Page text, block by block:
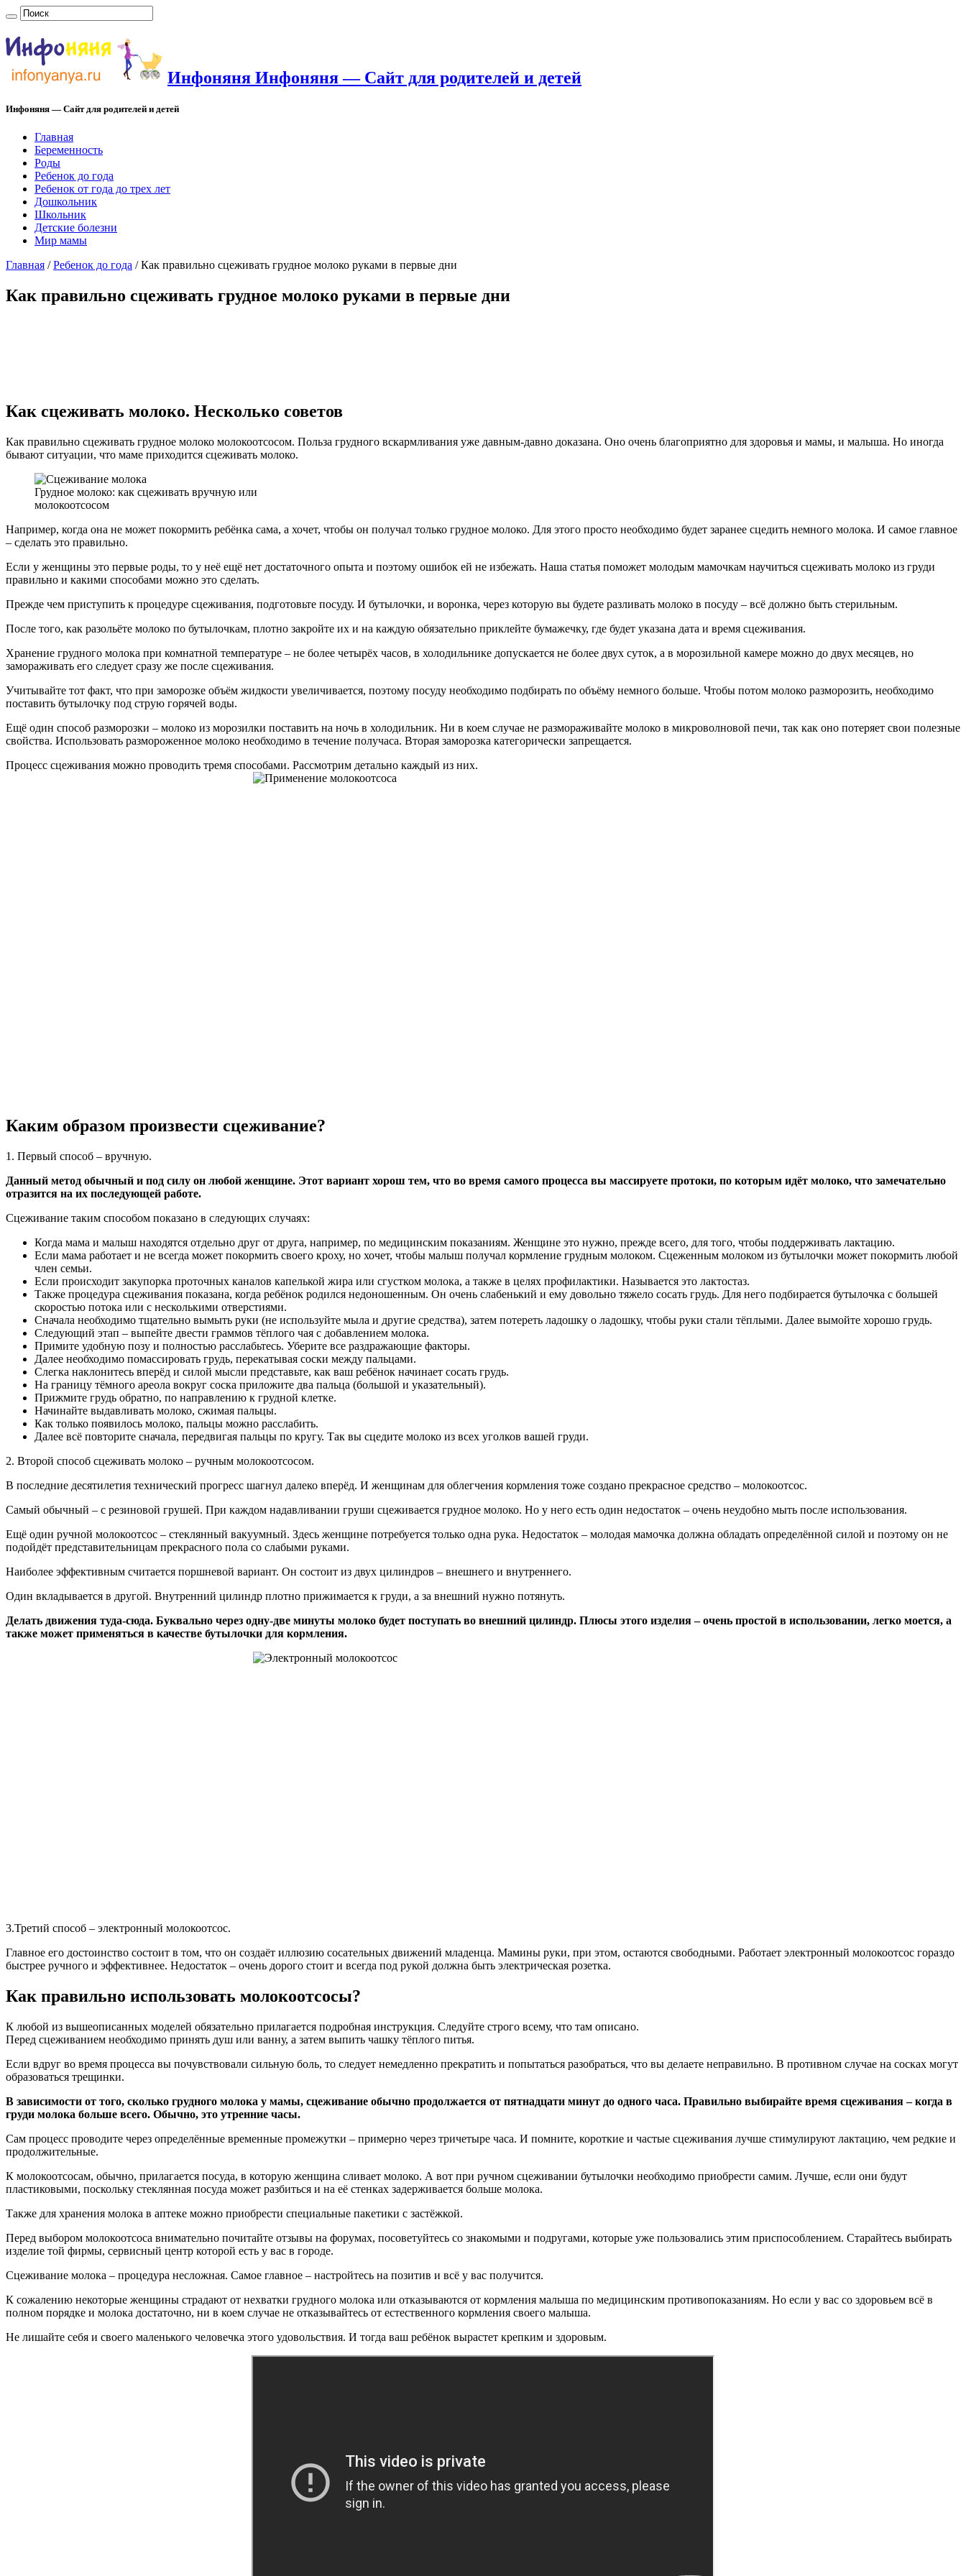
Инфоняня Инфоняня — Сайт для родителей и детей
Инфоняня — Сайт для родителей и детей
Главная
Беременность
Роды
Ребенок до года
Ребенок от года до трех лет
Дошкольник
Школьник
Детские болезни
Мир мамы
Главная / Ребенок до года / Как правильно сцеживать грудное молоко руками в первые дни
Как правильно сцеживать грудное молоко руками в первые дни
Как сцеживать молоко. Несколько советов
Как правильно сцеживать грудное молоко молокоотсосом. Польза грудного вскармливания уже давным-давно доказана. Оно очень благоприятно для здоровья и мамы, и малыша. Но иногда
бывают ситуации, что маме приходится сцеживать молоко.
Грудное молоко: как сцеживать вручную или
молокоотсосом
Например, когда она не может покормить ребёнка сама, а хочет, чтобы он получал только грудное молоко. Для этого просто необходимо будет заранее сцедить немного молока. И самое главное
– сделать это правильно.
Если у женщины это первые роды, то у неё ещё нет достаточного опыта и поэтому ошибок ей не избежать. Наша статья поможет молодым мамочкам научиться сцеживать молоко из груди
правильно и какими способами можно это сделать.
Прежде чем приступить к процедуре сцеживания, подготовьте посуду. И бутылочки, и воронка, через которую вы будете разливать молоко в посуду – всё должно быть стерильным.
После того, как разольёте молоко по бутылочкам, плотно закройте их и на каждую обязательно приклейте бумажечку, где будет указана дата и время сцеживания.
Хранение грудного молока при комнатной температуре – не более четырёх часов, в холодильнике допускается не более двух суток, а в морозильной камере можно до двух месяцев, но
замораживать его следует сразу же после сцеживания.
Учитывайте тот факт, что при заморозке объём жидкости увеличивается, поэтому посуду необходимо подбирать по объёму немного больше. Чтобы потом молоко разморозить, необходимо
поставить бутылочку под струю горячей воды.
Ещё один способ разморозки – молоко из морозилки поставить на ночь в холодильник. Ни в коем случае не размораживайте молоко в микроволновой печи, так как оно потеряет свои полезные
свойства. Использовать размороженное молоко необходимо в течение получаса. Вторая заморозка категорически запрещается.
Процесс сцеживания можно проводить тремя способами. Рассмотрим детально каждый из них.
Каким образом произвести сцеживание?
1. Первый способ – вручную.
Данный метод обычный и под силу он любой женщине. Этот вариант хорош тем, что во время самого процесса вы массируете протоки, по которым идёт молоко, что замечательно
отразится на их последующей работе.
Сцеживание таким способом показано в следующих случаях:
Когда мама и малыш находятся отдельно друг от друга, например, по медицинским показаниям. Женщине это нужно, прежде всего, для того, чтобы поддерживать лактацию.
Если мама работает и не всегда может покормить своего кроху, но хочет, чтобы малыш получал кормление грудным молоком. Сцеженным молоком из бутылочки может покормить любой
член семьи.
Если происходит закупорка проточных каналов капелькой жира или сгустком молока, а также в целях профилактики. Называется это лактостаз.
Также процедура сцеживания показана, когда ребёнок родился недоношенным. Он очень слабенький и ему довольно тяжело сосать грудь. Для него подбирается бутылочка с большей
скоростью потока или с несколькими отверстиями.
Сначала необходимо тщательно вымыть руки (не используйте мыла и другие средства), затем потереть ладошку о ладошку, чтобы руки стали тёплыми. Далее вымойте хорошо грудь.
Следующий этап – выпейте двести граммов тёплого чая с добавлением молока.
Примите удобную позу и полностью расслабьтесь. Уберите все раздражающие факторы.
Далее необходимо помассировать грудь, перекатывая соски между пальцами.
Слегка наклонитесь вперёд и силой мысли представьте, как ваш ребёнок начинает сосать грудь.
На границу тёмного ареола вокруг соска приложите два пальца (большой и указательный).
Прижмите грудь обратно, по направлению к грудной клетке.
Начинайте выдавливать молоко, сжимая пальцы.
Как только появилось молоко, пальцы можно расслабить.
Далее всё повторите сначала, передвигая пальцы по кругу. Так вы сцедите молоко из всех уголков вашей груди.
2. Второй способ сцеживать молоко – ручным молокоотсосом.
В последние десятилетия технический прогресс шагнул далеко вперёд. И женщинам для облегчения кормления тоже создано прекрасное средство – молокоотсос.
Самый обычный – с резиновой грушей. При каждом надавливании груши сцеживается грудное молоко. Но у него есть один недостаток – очень неудобно мыть после использования.
Ещё один ручной молокоотсос – стеклянный вакуумный. Здесь женщине потребуется только одна рука. Недостаток – молодая мамочка должна обладать определённой силой и поэтому он не
подойдёт представительницам прекрасного пола со слабыми руками.
Наиболее эффективным считается поршневой вариант. Он состоит из двух цилиндров – внешнего и внутреннего.
Один вкладывается в другой. Внутренний цилиндр плотно прижимается к груди, а за внешний нужно потянуть.
Делать движения туда-сюда. Буквально через одну-две минуты молоко будет поступать во внешний цилиндр. Плюсы этого изделия – очень простой в использовании, легко моется, а
также может применяться в качестве бутылочки для кормления.
3.Третий способ – электронный молокоотсос.
Главное его достоинство состоит в том, что он создаёт иллюзию сосательных движений младенца. Мамины руки, при этом, остаются свободными. Работает электронный молокоотсос гораздо
быстрее ручного и эффективнее. Недостаток – очень дорого стоит и всегда под рукой должна быть электрическая розетка.
Как правильно использовать молокоотсосы?
К любой из вышеописанных моделей обязательно прилагается подробная инструкция. Следуйте строго всему, что там описано.
Перед сцеживанием необходимо принять душ или ванну, а затем выпить чашку тёплого питья.
Если вдруг во время процесса вы почувствовали сильную боль, то следует немедленно прекратить и попытаться разобраться, что вы делаете неправильно. В противном случае на сосках могут
образоваться трещинки.
В зависимости от того, сколько грудного молока у мамы, сцеживание обычно продолжается от пятнадцати минут до одного часа. Правильно выбирайте время сцеживания – когда в
груди молока больше всего. Обычно, это утренние часы.
Сам процесс проводите через определённые временные промежутки – примерно через тричетыре часа. И помните, короткие и частые сцеживания лучше стимулируют лактацию, чем редкие и
продолжительные.
К молокоотсосам, обычно, прилагается посуда, в которую женщина сливает молоко. А вот при ручном сцеживании бутылочки необходимо приобрести самим. Лучше, если они будут
пластиковыми, поскольку стеклянная посуда может разбиться и на её стенках задерживается больше молока.
Также для хранения молока в аптеке можно приобрести специальные пакетики с застёжкой.
Перед выбором молокоотсоса внимательно почитайте отзывы на форумах, посоветуйтесь со знакомыми и подругами, которые уже пользовались этим приспособлением. Старайтесь выбирать
изделие той фирмы, сервисный центр которой есть у вас в городе.
Сцеживание молока – процедура несложная. Самое главное – настройтесь на позитив и всё у вас получится.
К сожалению некоторые женщины страдают от нехватки грудного молока или отказываются от кормления малыша по медицинским противопоказаниям. Но если у вас со здоровьем всё в
полном порядке и молока достаточно, ни в коем случае не отказывайтесь от естественного кормления своего малыша.
Не лишайте себя и своего маленького человечка этого удовольствия. И тогда ваш ребёнок вырастет крепким и здоровым.